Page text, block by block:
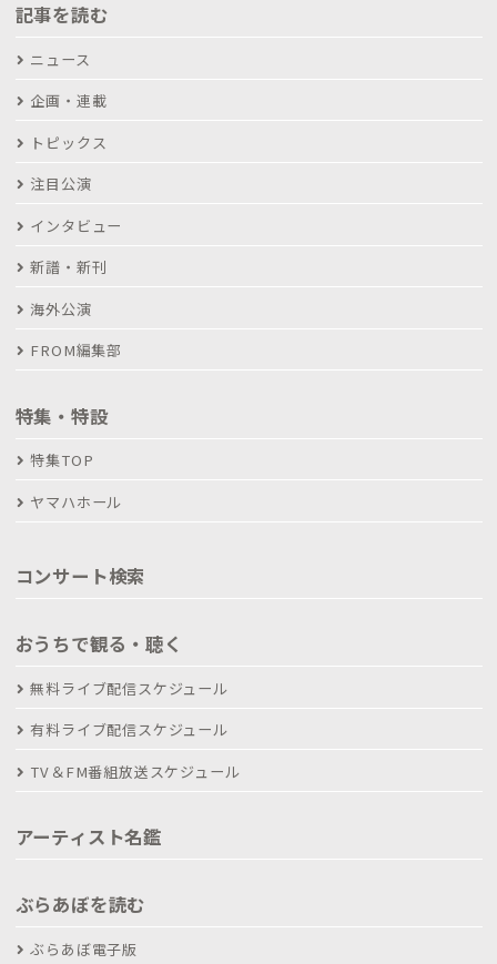
記事を読む
ニュース
企画・連載
トピックス
注目公演
インタビュー
新譜・新刊
海外公演
FROM編集部
特集・特設
特集TOP
ヤマハホール
コンサート検索
おうちで観る・聴く
無料ライブ配信スケジュール
有料ライブ配信スケジュール
TV＆FM番組放送スケジュール
アーティスト名鑑
ぶらあぼを読む
ぶらあぼ電子版